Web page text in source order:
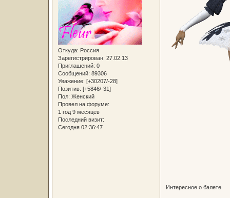
Откуда: Россия
Зарегистрирован: 27.02.13
Приглашений: 0
Сообщений: 89306
Уважение: [+30207/-28]
Позитив: [+5846/-31]
Пол: Женский
Провел на форуме:
1 год 9 месяцев
Последний визит:
Сегодня 02:36:47
Интересное о балете